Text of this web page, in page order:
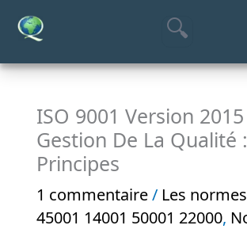
Aller
contenu
ISO 9001 Version
Gestion De La Qualité
Principes
1 commentaire / Les
45001 14001 50001 22000,